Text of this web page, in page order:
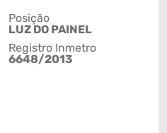
Posição
LUZ DO PAINEL
Registro Inmetro
6648/2013